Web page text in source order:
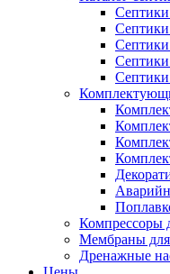
Компрессоры
Мембраны для
Дренажные